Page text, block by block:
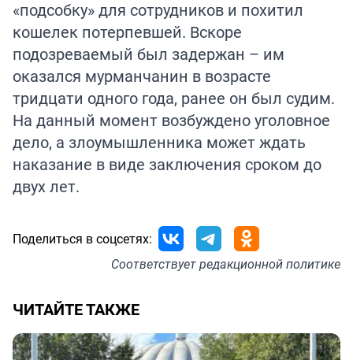
«подсобку» для сотрудников и похитил
кошелек потерпевшей. Вскоре
подозреваемый был задержан – им
оказался мурманчанин в возрасте
тридцати одного года, ранее он был судим.
На данный момент возбуждено уголовное
дело, а злоумышленника может ждать
наказание в виде заключения сроком до
двух лет.
Поделиться в соцсетях:
Соответствуетредакционной политике
ЧИТАЙТЕ ТАКЖЕ